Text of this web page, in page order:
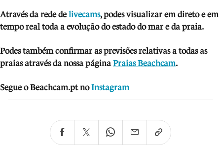
Através da rede delivecams, podes visualizar em direto e em
tempo real toda a evolução do estado do mar e da praia.
Podes também confirmar as previsões relativas a todas as
praias através da nossa páginaPraias Beachcam.
Segue o Beachcam.pt no Instagram